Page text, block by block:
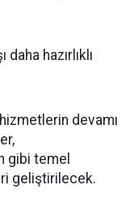
hazırlıklı
devamı
gibi temel
geliştirilecek.